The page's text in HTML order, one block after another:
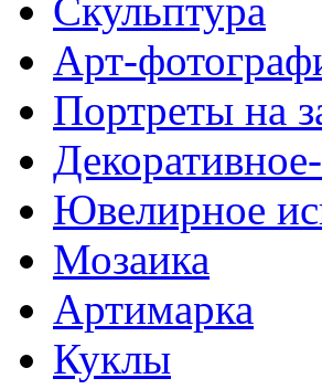
Скульптура
Арт-
Портреты на
Ювелирное
Мозаика
Артимарка
Куклы